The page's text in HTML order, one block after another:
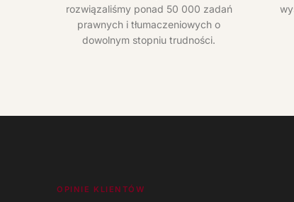
rozwiązaliśmy ponad 50 000 zadań
prawnych i tłumaczeniowych o
dowolnym stopniu trudności.
OPINIE KLIENTÓW